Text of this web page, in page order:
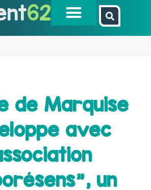
62
de Marquise
avec
un